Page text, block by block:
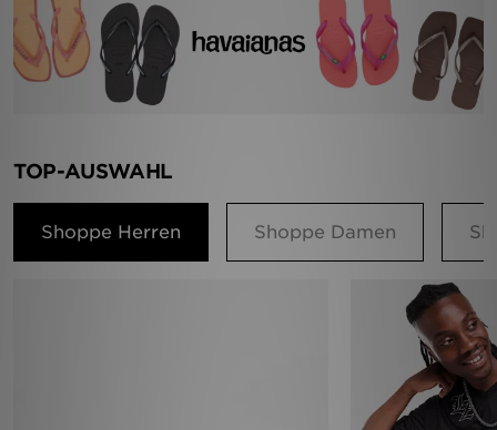
TOP-AUSWAHL
Shoppe Herren Shoppe Damen